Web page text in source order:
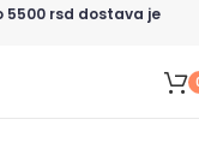
5500 rsd dostava je